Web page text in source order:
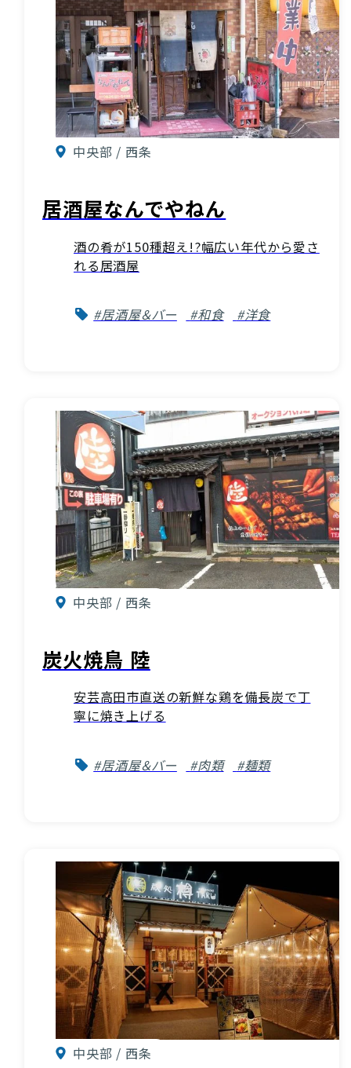
中央部 / 西条
居酒屋なんでやねん
酒の肴が150種超え!?幅広い年代から愛さ
れる居酒屋
#居酒屋＆バー #和食 #洋食
中央部 / 西条
炭火焼鳥 陸
安芸高田市直送の新鮮な鶏を備長炭で丁
寧に焼き上げる
#居酒屋＆バー #肉類 #麺類
中央部 / 西条